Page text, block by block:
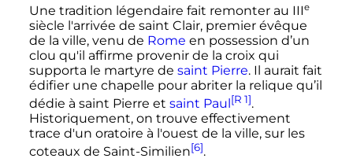
Une tradition légendaire fait remonter au IIIe
siècle l'arrivée de saint Clair, premier évêque
de la ville, venu de Rome en possession d’un
clou qu'il affirme provenir de la croix qui
supporta le martyre de saint Pierre. Il aurait fait
édifier une chapelle pour abriter la relique qu’il
dédie à saint Pierre et saint Paul [R 1].
Historiquement, on trouve effectivement
trace d'un oratoire à l'ouest de la ville, sur les
coteaux de Saint-Similien[6].